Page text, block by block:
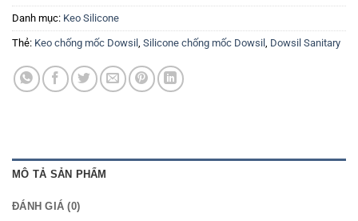
Danh mục: Keo Silicone
Thẻ: Keo chống mốc Dowsil , Silicone chống mốc Dowsil , Dowsil Sanitary
MÔ TẢ SẢN PHẨM
ĐÁNH GIÁ (0)